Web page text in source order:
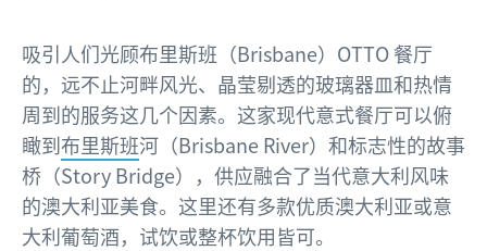
吸引人们光顾布里斯班（Brisbane）OTTO 餐厅
的，远不止河畔风光、晶莹剔透的玻璃器皿和热情
周到的服务这几个因素。这家现代意式餐厅可以俯
瞰到布里斯班河（Brisbane River）和标志性的故事
桥（Story Bridge），供应融合了当代意大利风味
的澳大利亚美食。这里还有多款优质澳大利亚或意
大利葡萄酒，试饮或整杯饮用皆可。